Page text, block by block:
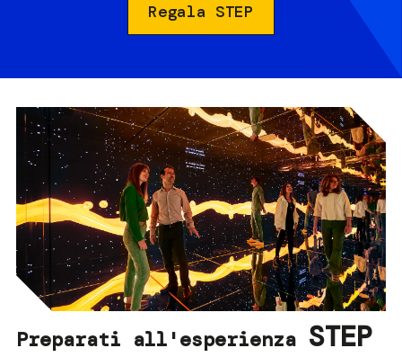
Regala STEP
Preparati all'esperienza STEP